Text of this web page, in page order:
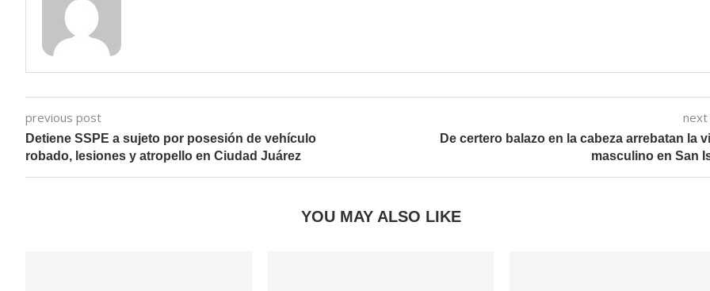
previous post
Detiene SSPE a sujeto por posesión de vehículo
robado, lesiones y atropello en Ciudad Juárez
De certero balazo en la cabeza arrebatan la
masculino en San
YOU MAY ALSO LIKE